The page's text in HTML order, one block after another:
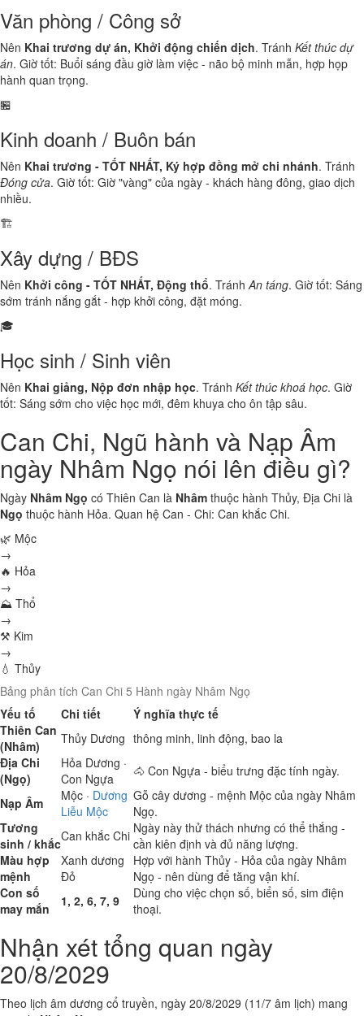
Văn phòng / Công sở
Nên Khai trương dự án, Khởi động chiến dịch. Tránh Kết thúc dự
án. Giờ tốt: Buổi sáng đầu giờ làm việc - não bộ minh mẫn, hợp họp
hành quan trọng.
🏪
Kinh doanh / Buôn bán
Nên Khai trương - TỐT NHẤT, Ký hợp đồng mở chi nhánh. Tránh
Đóng cửa. Giờ tốt: Giờ "vàng" của ngày - khách hàng đông, giao dịch
nhiều.
🏗️
Xây dựng / BĐS
Nên Khởi công - TỐT NHẤT, Động thổ. TránhAn táng. Giờ tốt: Sáng
sớm tránh nắng gắt - hợp khởi công, đặt móng.
🎓
Học sinh / Sinh viên
Nên Khai giảng, Nộp đơn nhập học. Tránh Kết thúc khoá học. Giờ
tốt: Sáng sớm cho việc học mới, đêm khuya cho ôn tập sâu.
Can Chi, Ngũ hành và Nạp Âm
ngày Nhâm Ngọ nói lên điều gì?
Ngày Nhâm Ngọ có Thiên Can là Nhâm thuộc hành Thủy, Địa Chi là
Ngọ thuộc hành Hỏa. Quan hệ Can - Chi: Can khắc Chi.
🌿 Mộc
→
🔥 Hỏa
→
⛰ Thổ
→
⚒ Kim
→
💧 Thủy
Bảng phân tích Can Chi 5 Hành ngày Nhâm Ngọ
Yếu tố
Chi tiết
Ý nghĩa thực tế
Thiên Can
(Nhâm)
Thủy Dương thông minh, linh động, bao la
Địa Chi
(Ngọ)
Hỏa Dương ·
Con Ngựa
🐴 Con Ngựa - biểu trưng đặc tính ngày.
Nạp Âm
Mộc · Dương
Liễu Mộc
Gỗ cây dương - mệnh Mộc của ngày Nhâm
Ngọ.
Tương
sinh / khắcCan khắc Chi Ngày này thử thách nhưng có thể thắng -
cần kiên định và đủ năng lượng.
Màu hợp
mệnh
Xanh dương
Đỏ
Hợp với hành Thủy - Hỏa của ngày Nhâm
Ngọ - nên dùng để tăng vận khí.
Con số
may mắn
1, 2, 6, 7, 9
Dùng cho việc chọn số, biển số, sim điện
thoại.
Nhận xét tổng quan ngày
20/8/2029
Theo lịch âm dương cổ truyền, ngày 20/8/2029 (11/7 âm lịch) mang